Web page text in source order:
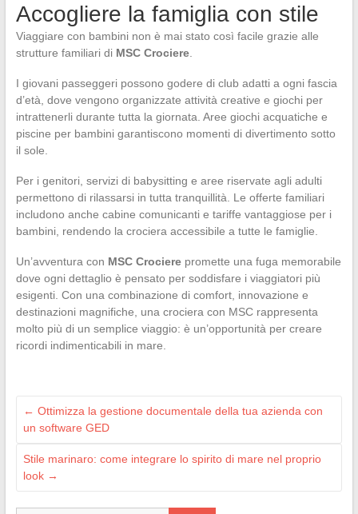
Accogliere la famiglia con stile
Viaggiare con bambini non è mai stato così facile grazie alle
strutture familiari di MSC Crociere.
I giovani passeggeri possono godere di club adatti a ogni fascia
d’età, dove vengono organizzate attività creative e giochi per
intrattenerli durante tutta la giornata. Aree giochi acquatiche e
piscine per bambini garantiscono momenti di divertimento sotto
il sole.
Per i genitori, servizi di babysitting e aree riservate agli adulti
permettono di rilassarsi in tutta tranquillità. Le offerte familiari
includono anche cabine comunicanti e tariffe vantaggiose per i
bambini, rendendo la crociera accessibile a tutte le famiglie.
Un’avventura con MSC Crocierepromette una fuga memorabile
dove ogni dettaglio è pensato per soddisfare i viaggiatori più
esigenti. Con una combinazione di comfort, innovazione e
destinazioni magnifiche, una crociera con MSC rappresenta
molto più di un semplice viaggio: è un’opportunità per creare
ricordi indimenticabili in mare.
← Ottimizza la gestione documentale della tua azienda con
un software GED
Stile marinaro: come integrare lo spirito di mare nel proprio
look →